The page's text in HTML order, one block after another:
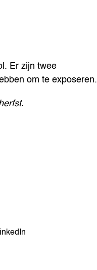
Er zijn twee
om te exposeren.